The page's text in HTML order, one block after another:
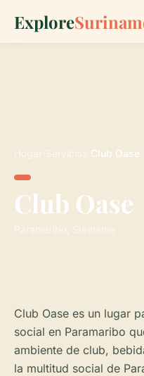
Explore
Hogar Servicios Club Oase
Club Oase
Paramaribo, Suriname
Club Oase es un lugar
social en Paramaribo
ambiente de club,
la multitud social de